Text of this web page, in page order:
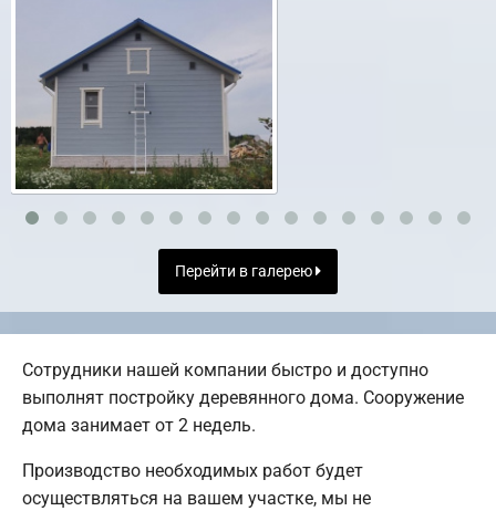
Перейти в галерею
Сотрудники нашей компании быстро и доступно
выполнят постройку деревянного дома. Сооружение
дома занимает от 2 недель.
Производство необходимых работ будет
осуществляться на вашем участке, мы не